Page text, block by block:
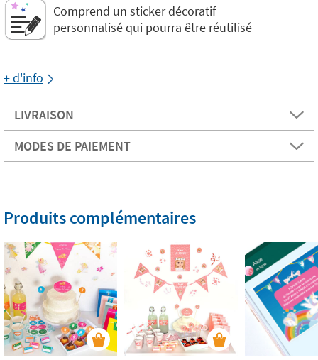
Comprend un sticker décoratif
personnalisé qui pourra être réutilisé
+ d'info
LIVRAISON
MODES DE PAIEMENT
Produits complémentaires